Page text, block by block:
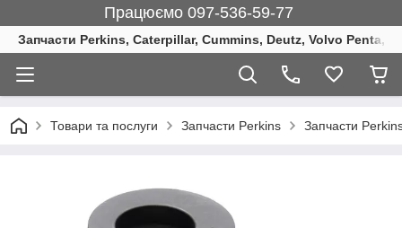
Працюємо 097-536-59-77
Запчасти Perkins, Caterpillar, Cummins, Deutz, Volvo Penta,
Товари та послуги Запчасти Perkins Запчасти